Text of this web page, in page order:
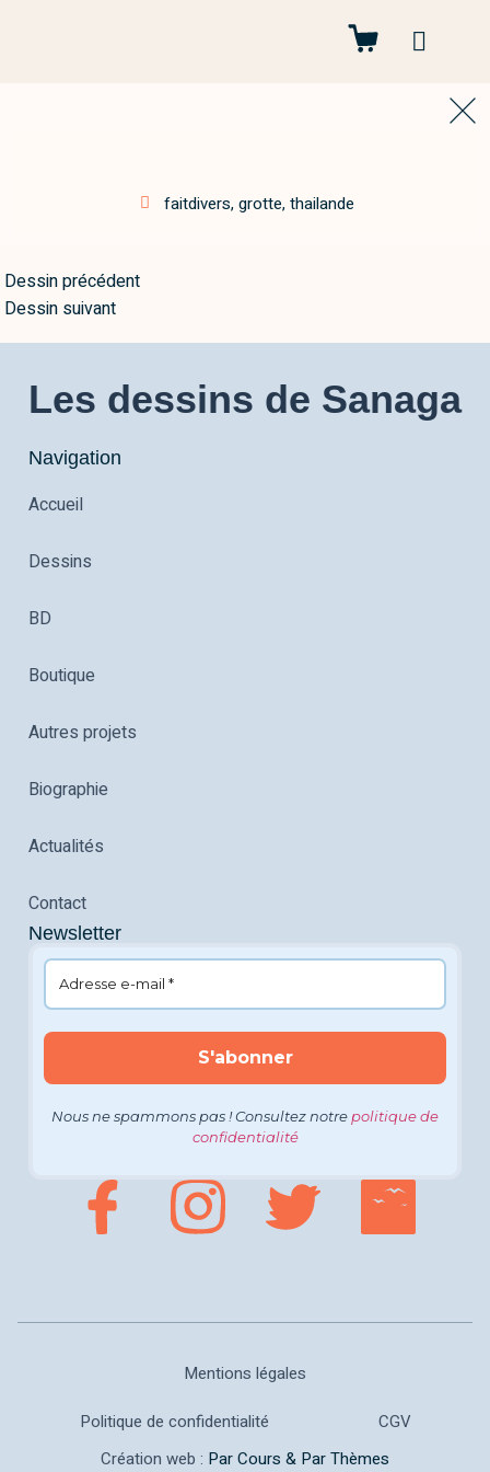
faitdivers,grotte,thailande
Dessin précédent
Dessin suivant
Les dessins de Sanaga
Navigation
Accueil
Dessins
BD
Boutique
Autres projets
Biographie
Actualités
Contact
Newsletter
Nous ne spammons pas ! Consultez notrepolitique de
confidentialité
Mentions légales
Politique de confidentialité
CGV
Création web : Par Cours & Par Thèmes